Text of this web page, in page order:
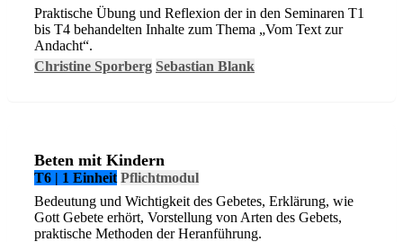
Praktische Übung und Reflexion der in den Seminaren T1
bis T4 behandelten Inhalte zum Thema „Vom Text zur
Andacht“.
Christine Sporberg Sebastian Blank
Beten mit Kindern
T6 | 1 Einheit Pflichtmodul
Bedeutung und Wichtigkeit des Gebetes, Erklärung, wie
Gott Gebete erhört, Vorstellung von Arten des Gebets,
praktische Methoden der Heranführung.